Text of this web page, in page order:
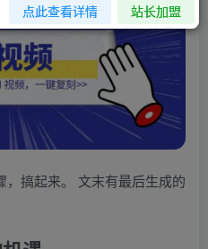
搞起来。 文末有最后生成的
点此查看详情 站长加盟